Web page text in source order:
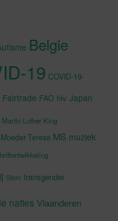
Belgie
19 COVID-19-
Fairtrade FAO hiv Japan
Martin Luther King
Moeder Teresa MS muziek
Stem transgender
naties Vlaanderen